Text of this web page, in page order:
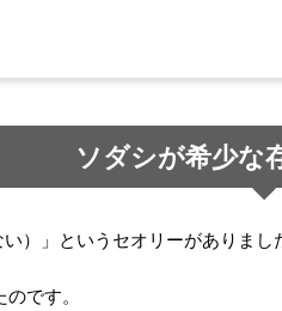
ソダシが希少な
い）」というセオリーがありまし
です。